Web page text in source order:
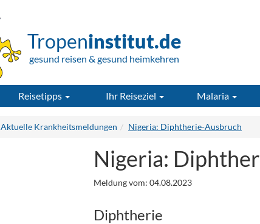
Tropeninstitut.de
gesund reisen & gesund heimkehren
Reisetipps Ihr Reiseziel Malaria
Aktuelle Krankheitsmeldungen Nigeria: Diphtherie-Ausbruch
Nigeria:
Meldung vom: 04.08.2023
Diphtherie